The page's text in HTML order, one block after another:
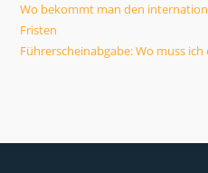
Wo bekommt man den
Fristen
Führerscheinabgabe: Wo muss